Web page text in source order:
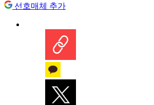
선호매체 추가